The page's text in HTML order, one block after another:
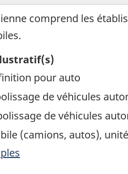
comprend les
pour auto
de véhicules
de véhicules
(camions, autos),